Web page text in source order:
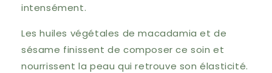
intensément.
Les huiles végétales de macadamia et de
sésame finissent de composer ce soin et
nourrissent la peau qui retrouve son élasticité.